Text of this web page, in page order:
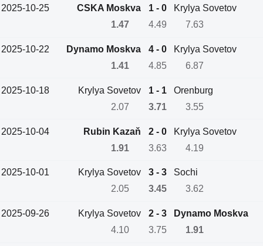
2025-10-25 CSKA Moskva 1 - 0
Krylya Sovetov
1.47
4.49 7.63
2025-10-22 Dynamo Moskva 4 - 0
Krylya Sovetov
1.41
4.85 6.87
2025-10-18 Krylya Sovetov 1 - 1
Orenburg
2.07
3.71 3.55
2025-10-04 Rubin Kazaň 2 - 0
Krylya Sovetov
1.91
3.63 4.19
2025-10-01 Krylya Sovetov 3 - 3
Sochi
2.05
3.45 3.62
2025-09-26 Krylya Sovetov 2 - 3
Dynamo Moskva
4.10
3.75 1.91